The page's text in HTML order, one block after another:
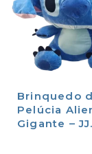
Brinquedo
Pelúcia
Gigante –